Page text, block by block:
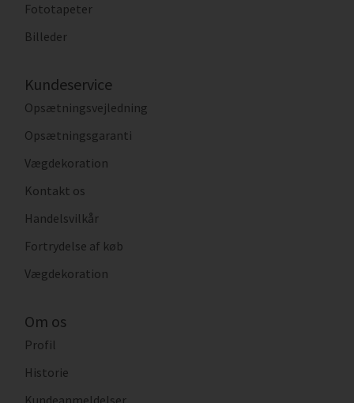
Fototapeter
Billeder
Kundeservice
Opsætningsvejledning
Opsætningsgaranti
Vægdekoration
Kontakt os
Handelsvilkår
Fortrydelse af køb
Vægdekoration
Om os
Profil
Historie